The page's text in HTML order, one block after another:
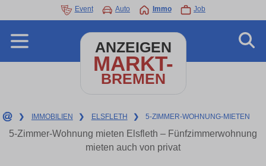
Event Auto Immo Job
ANZEIGEN
MARKT-
BREMEN
❯ IMMOBILIEN ❯ ELSFLETH ❯ 5-ZIMMER-WOHNUNG-MIETEN
5-Zimmer-Wohnung mieten Elsfleth – Fünfzimmerwohnung
mieten auch von privat